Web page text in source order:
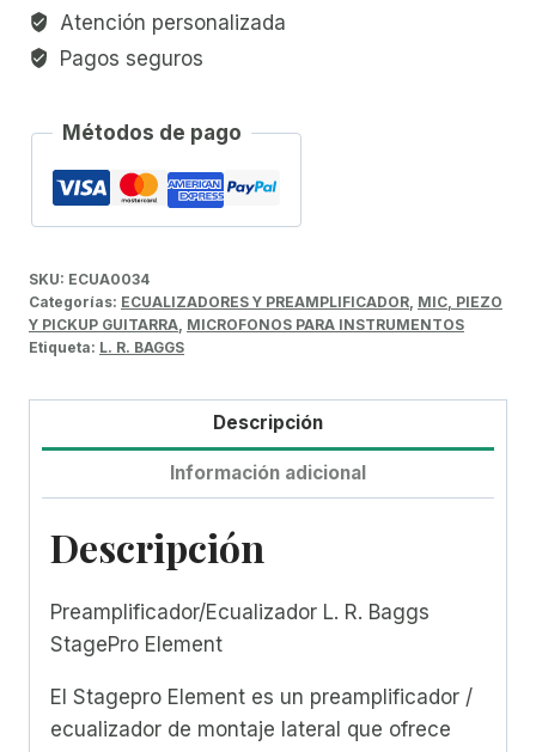
Atención personalizada
Pagos seguros
Métodos de pago
SKU: ECUA0034
Categorías: ECUALIZADORES Y PREAMPLIFICADOR MIC, PIEZO
Y PICKUP GUITARRA MICROFONOS PARA INSTRUMENTOS
Etiqueta: L. R. BAGGS
Descripción
Información adicional
Descripción
Preamplificador/Ecualizador L. R. Baggs
StagePro Element
El Stagepro Element es un preamplificador /
ecualizador de montaje lateral que ofrece